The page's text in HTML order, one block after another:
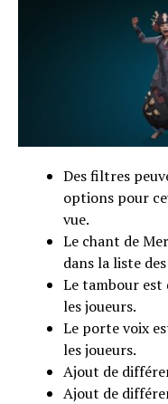
Des filtres
options pour
vue.
Le chant de
dans la liste
Le tambour est
les joueurs.
Le porte voix
les joueurs.
Ajout de
Ajout de